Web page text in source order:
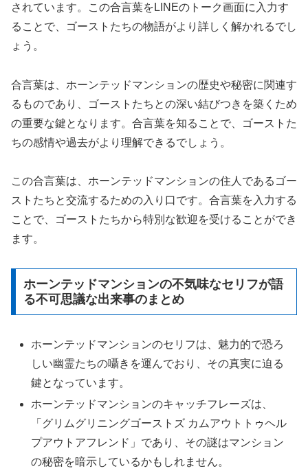
されています。この合言葉をLINEのトーク画面に入力す
ることで、ゴーストたちの物語がより詳しく解かれるでし
ょう。
合言葉は、ホーンテッドマンションの歴史や秘密に関連す
るものであり、ゴーストたちとの深い結びつきを築くため
の重要な鍵となります。合言葉を知ることで、ゴーストた
ちの感情や過去がより理解できるでしょう。
この合言葉は、ホーンテッドマンションの住人であるゴー
ストたちと交流するための入り口です。合言葉を入力する
ことで、ゴーストたちから特別な歓迎を受けることができ
ます。
ホーンテッドマンションの不気味なセリフが語
る不可思議な出来事のまとめ
ホーンテッドマンションのセリフは、魅力的で恐ろ
しい幽霊たちの囁きを運んでおり、その真実に迫る
鍵となっています。
ホーンテッドマンションのキャッチフレーズは、
「グリムグリニングゴーストズ カムアウトトゥヘル
プアウトアフレンド」であり、その謎はマンション
の秘密を暗示しているかもしれません。